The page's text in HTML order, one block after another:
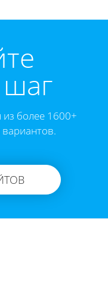
более 1600+